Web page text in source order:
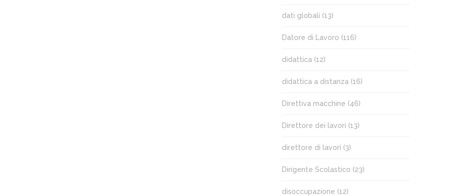
dati globali (13)
Datore di Lavoro (116)
didattica (12)
didattica a distanza (16)
Direttiva macchine (46)
Direttore dei lavori (13)
direttore di lavori (3)
Dirigente Scolastico (23)
disoccupazione (12)